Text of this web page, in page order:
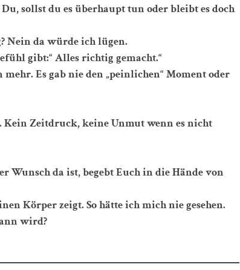
sollst du es überhaupt tun oder bleibt es doch
Nein da würde ich lügen.
gibt:“ Alles richtig gemacht.“
Es gab nie den „peinlichen“ Moment oder
Kein Zeitdruck, keine Unmut wenn es nicht
Wunsch da ist, begebt Euch in die Hände von
Körper zeigt. So hätte ich mich nie gesehen.
wird?